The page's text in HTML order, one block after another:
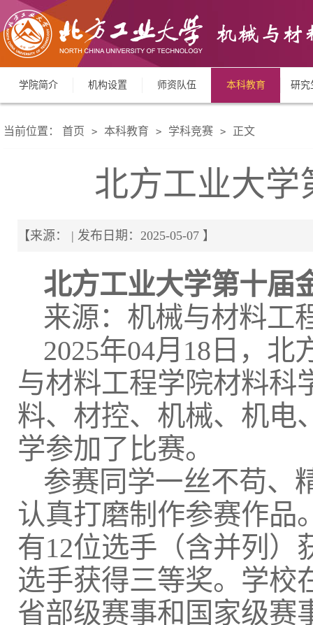
学院简介 机构设置 师资队伍 本科教育 研究
当前位置： 首页 > 本科教育 > 学科竞赛 > 正文
北方工业大学
【来源： | 发布日期：2025-05-07 】
北方工业大学第十届
来源：机械与材料工
2025年04月18日，
与材料工程学院材料科
料、材控、机械、机电
学参加了比赛。
参赛同学一丝不苟、
认真打磨制作参赛作品
有12位选手（含并列）
选手获得三等奖。学校
省部级赛事和国家级赛